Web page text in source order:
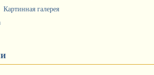
Картинная галерея